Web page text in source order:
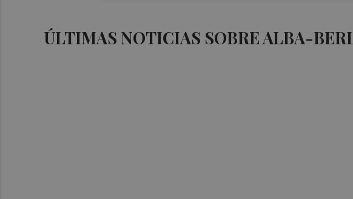
ÚLTIMAS NOTICIAS SOBRE ALBA-